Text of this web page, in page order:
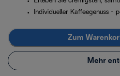
Individueller Kaffeegenuss -
Zum
Mehr